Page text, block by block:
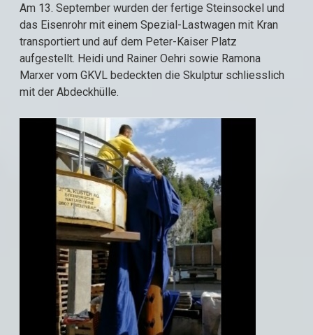
Am 13. September wurden der fertige Steinsockel und
das Eisenrohr mit einem Spezial-Lastwagen mit Kran
transportiert und auf dem Peter-Kaiser Platz
aufgestellt. Heidi und Rainer Oehri sowie Ramona
Marxer vom GKVL bedeckten die Skulptur schliesslich
mit der Abdeckhülle.